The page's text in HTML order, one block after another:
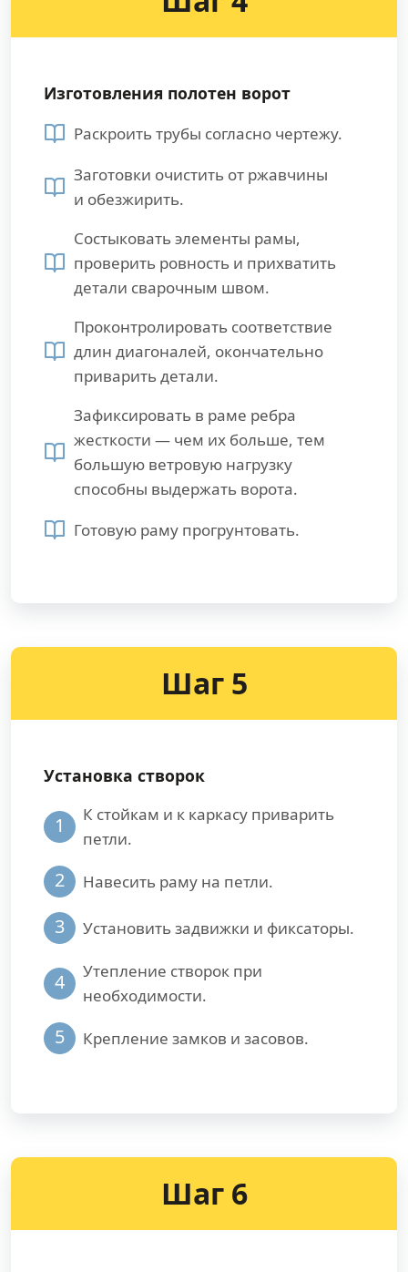
Изготовления полотен ворот
Раскроить трубы согласно чертежу.
Заготовки очистить от ржавчины
и обезжирить.
Состыковать элементы рамы,
проверить ровность и прихватить
детали сварочным швом.
Проконтролировать соответствие
длин диагоналей, окончательно
приварить детали.
Зафиксировать в раме ребра
жесткости — чем их больше, тем
большую ветровую нагрузку
способны выдержать ворота.
Готовую раму прогрунтовать.
Шаг 5
Установка створок
1
К стойкам и к каркасу приварить
петли.
2 Навесить раму на петли.
3 Установить задвижки и фиксаторы.
4
Утепление створок при
необходимости.
5 Крепление замков и засовов.
Шаг 6